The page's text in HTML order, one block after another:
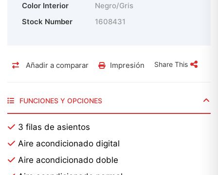
Color Interior
Negro/Gris
Stock Number
1608431
Añadir a comparar Impresión Share This
FUNCIONES Y OPCIONES
3 filas de asientos
Aire acondicionado digital
Aire acondicionado doble